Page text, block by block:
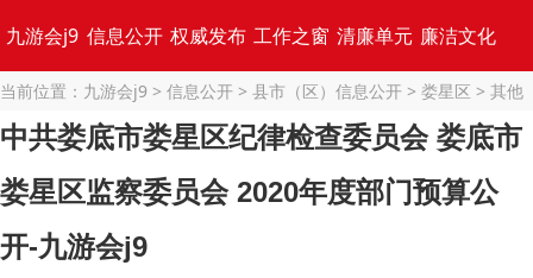
九游会j9 信息公开 权威发布 工作之窗 清廉单元 廉洁文化
专题集锦
当前位置： 九游会j9 > 信息公开 > 县市（区）信息公开 > 娄星区 > 其他
> 正文
中共娄底市娄星区纪律检查委员会 娄底市
娄星区监察委员会 2020年度部门预算公
开-九游会j9